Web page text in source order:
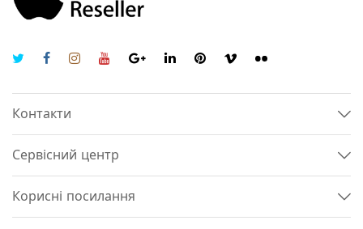
Контакти
Сервісний центр
Корисні посилання